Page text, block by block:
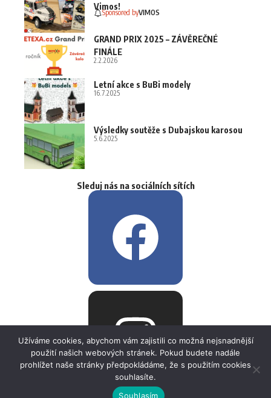
Vimos!
Sponsored byVIMOS
GRAND PRIX 2025 – ZÁVĚREČNÉ
FINÁLE
2.2.2026
Letní akce s BuBi modely
16.7.2025
Výsledky soutěže s Dubajskou karosou
5.6.2025
Sleduj nás na sociálních sítích
Užíváme cookies, abychom vám zajistili co možná nejsnadnější
použití našich webových stránek. Pokud budete nadále
prohlížet naše stránky předpokládáme, že s použitím cookies
souhlasíte.
Souhlasím